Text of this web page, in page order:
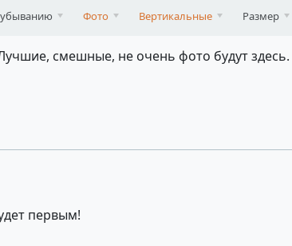
Фото Вертикальные Размер
смешные, не очень фото будут здесь.
первым!